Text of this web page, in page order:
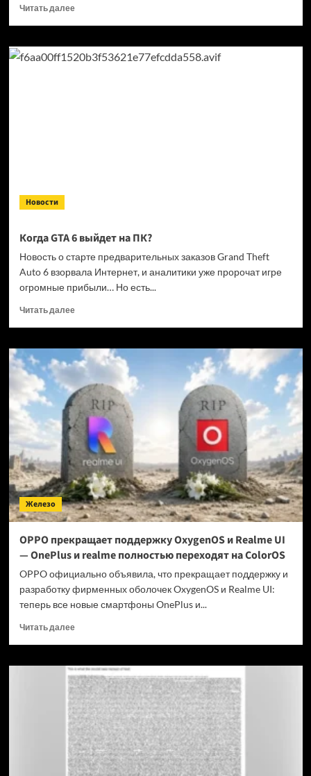
Читать далееПрочитать
Кандидат
в президенты
Новости
Когда GTA 6 выйдет на ПК?
Новость о старте предварительных заказов Grand Theft
Auto 6 взорвала Интернет, и аналитики уже пророчат игре
огромные прибыли… Но есть...
Читать далееПрочитать
Когда
GTA
на ПК?
Железо
OPPO прекращает поддержку OxygenOS и Realme UI
— OnePlus и realme полностью переходят на ColorOS
OPPO официально объявила, что прекращает поддержку и
разработку фирменных оболочек OxygenOS и Realme UI:
теперь все новые смартфоны OnePlus и...
Читать далееПрочитать
OPPO
прекращает
поддержку
OxygenOS
и
Realme
UI
—
OnePlus